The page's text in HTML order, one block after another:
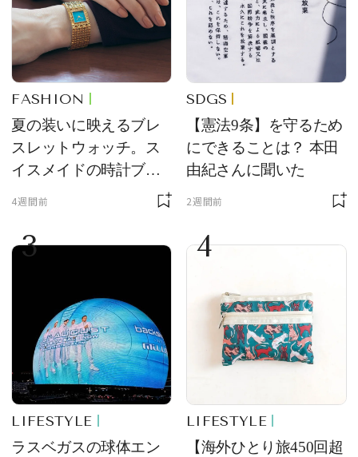
FASHION
夏の装いに映えるブレ
スレットウォッチ。ス
イスメイドの時計ブラ
ンド【フレデリック・
をレビュー。【それい
け！ 良品ハンター】
4週間前
SDGS
【憲法9条】を守るため
にできることは？ 本田
由紀さんに聞いた
2週間前
3
LIFESTYLE
ラスベガスの球体エン
4
LIFESTYLE
【海外ひとり旅450回超